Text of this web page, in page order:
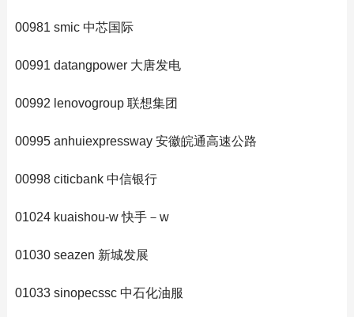
00981 smic 中芯国际
00991 datangpower 大唐发电
00992 lenovogroup 联想集团
00995 anhuiexpressway 安徽皖通高速公路
00998 citicbank 中信银行
01024 kuaishou-w 快手－w
01030 seazen 新城发展
01033 sinopecssc 中石化油服